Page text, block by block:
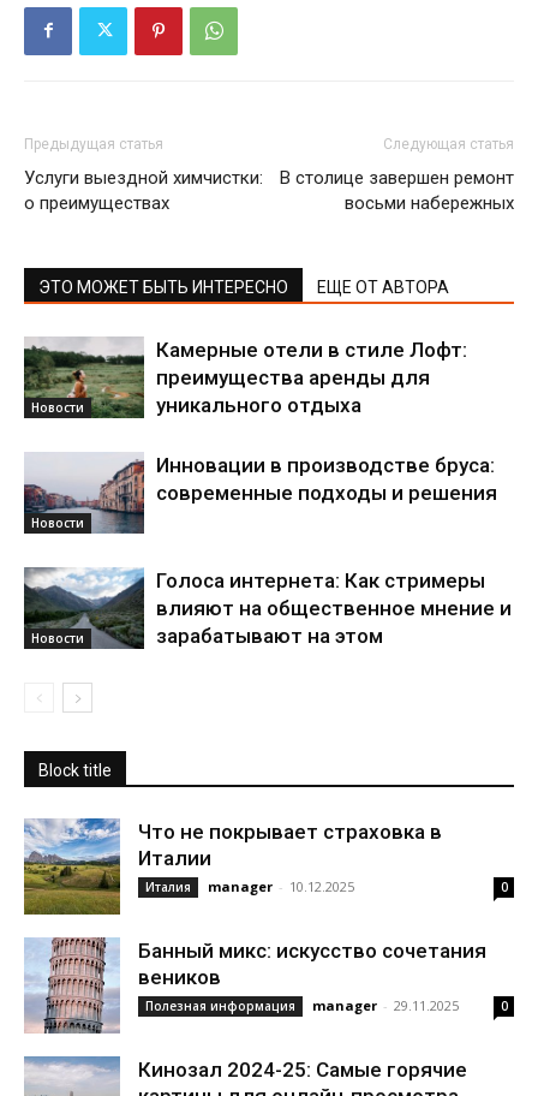
Предыдущая статья
Услуги выездной химчистки:
о преимуществах
Следующая статья
В столице завершен ремонт
восьми набережных
ЭТО МОЖЕТ БЫТЬ ИНТЕРЕСНО ЕЩЕ ОТ АВТОРА
Новости
Камерные отели в стиле Лофт:
преимущества аренды для
уникального отдыха
Новости
Инновации в производстве бруса:
современные подходы и решения
Новости
Голоса интернета: Как стримеры
влияют на общественное мнение и
зарабатывают на этом
Block title
Что не покрывает страховка в
Италии
Италия manager - 10.12.2025 0
Банный микс: искусство сочетания
веников
Полезная информация manager - 29.11.2025 0
Кинозал 2024-25: Самые горячие